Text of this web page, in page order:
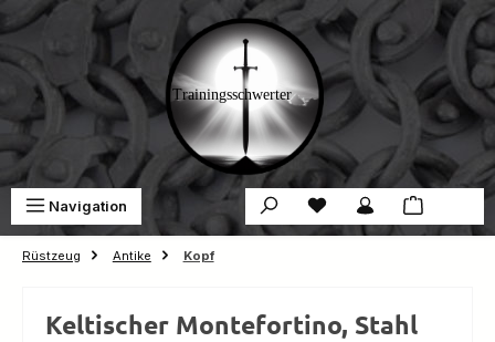
Zum Hauptinhalt springen
Navigation Du hast 0 Produkte auf
Rüstzeug Antike Kopf
Keltischer Montefortino, Stahl